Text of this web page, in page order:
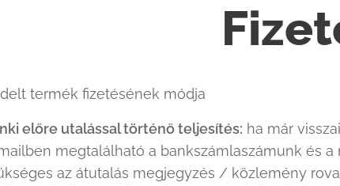
termék fizetésének módja
előre utalással történő teljesítés: ha már
megtalálható a bankszámlaszámunk és
az átutalás megjegyzés / közlemény